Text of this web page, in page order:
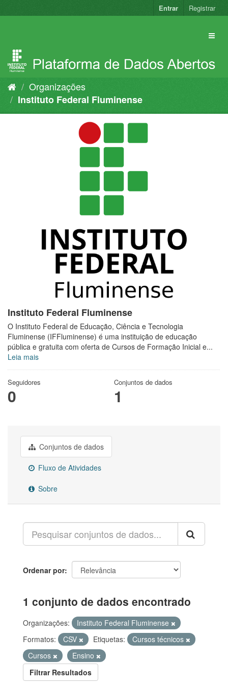
para
Entrar Registrar
Organizações
Instituto Federal Fluminense
Instituto Federal Fluminense
O Instituto Federal de Educação, Ciência e Tecnologia
Fluminense (IFFluminense) é uma instituição de educação
pública e gratuita com oferta de Cursos de Formação Inicial e...
Leia mais
Seguidores
0
Conjuntos de dados
1
Conjuntos de dados
Fluxo de Atividades
Sobre
Ordenar por
1 conjunto de dados encontrado
Organizações:
Instituto Federal Fluminense
Formatos:
CSV Etiquetas:
Cursos técnicos
Cursos
Ensino
Filtrar Resultados